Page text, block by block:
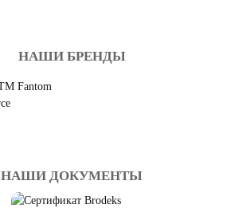
НАШИ БРЕНДЫ
НАШИ ДОКУМЕНТЫ